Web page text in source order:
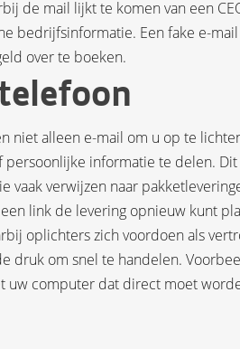
de mail lijkt te komen van een
bedrijfsinformatie. Een fake e-
over te boeken.
niet alleen e-mail om u op te
informatie te delen.
vaak verwijzen naar
link de levering opnieuw kunt
oplichters zich voordoen als
druk om snel te handelen.
uw computer dat direct moet